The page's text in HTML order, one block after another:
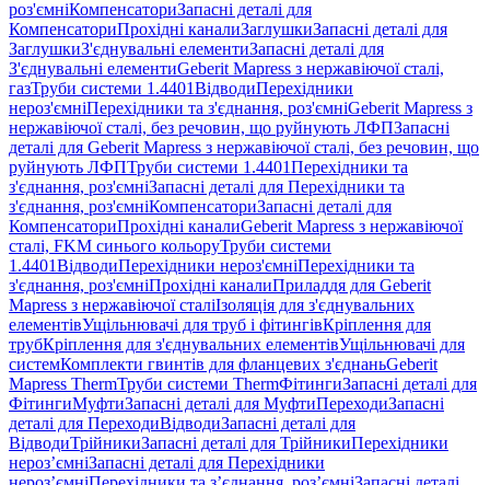
роз'ємніКомпенсаториЗапасні деталі для
КомпенсаториПрохідні каналиЗаглушкиЗапасні деталі для
ЗаглушкиЗ'єднувальні елементиЗапасні деталі для
З'єднувальні елементиGeberit Mapress з нержавіючої сталі,
газТруби системи 1.4401ВідводиПерехідники
нероз'ємніПерехідники та з'єднання, роз'ємніGeberit Mapress з
нержавіючої сталі, без речовин, що руйнують ЛФПЗапасні
деталі для Geberit Mapress з нержавіючої сталі, без речовин, що
руйнують ЛФПТруби системи 1.4401Перехідники та
з'єднання, роз'ємніЗапасні деталі для Перехідники та
з'єднання, роз'ємніКомпенсаториЗапасні деталі для
КомпенсаториПрохідні каналиGeberit Mapress з нержавіючої
сталі, FKM синього кольоруТруби системи
1.4401ВідводиПерехідники нероз'ємніПерехідники та
з'єднання, роз'ємніПрохідні каналиПриладдя для Geberit
Mapress з нержавіючої сталіІзоляція для з'єднувальних
елементівУщільнювачі для труб і фітингівКріплення для
трубКріплення для з'єднувальних елементівУщільнювачі для
системКомплекти гвинтів для фланцевих з'єднаньGeberit
Mapress ThermТруби системи ThermФітингиЗапасні деталі для
ФітингиМуфтиЗапасні деталі для МуфтиПереходиЗапасні
деталі для ПереходиВідводиЗапасні деталі для
ВідводиТрійникиЗапасні деталі для ТрійникиПерехідники
нероз’ємніЗапасні деталі для Перехідники